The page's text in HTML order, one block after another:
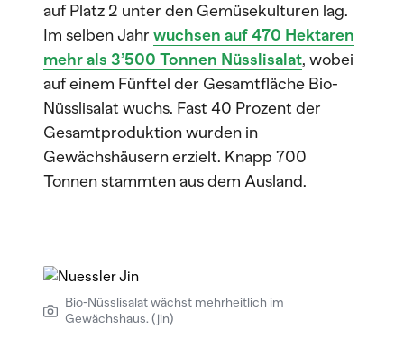
auf Platz 2 unter den Gemüsekulturen lag.
Im selben Jahr wuchsen auf 470 Hektaren
mehr als 3’500 Tonnen Nüsslisalat, wobei
auf einem Fünftel der Gesamtfläche Bio-
Nüsslisalat wuchs. Fast 40 Prozent der
Gesamtproduktion wurden in
Gewächshäusern erzielt. Knapp 700
Tonnen stammten aus dem Ausland.
Bio-Nüsslisalat wächst mehrheitlich im
Gewächshaus. (jin)